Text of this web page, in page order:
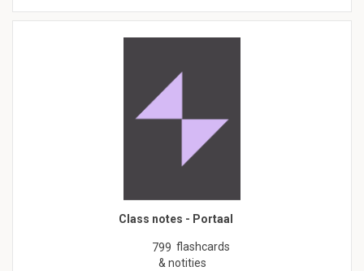
Class notes - Portaal
799 flashcards
& notities